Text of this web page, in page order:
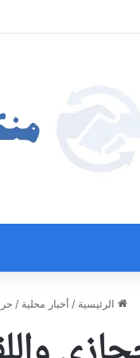
الرئيسية / أخبار محلية /